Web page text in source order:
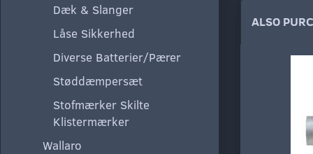
Dæk & Slanger
Låse Sikkerhed
Diverse Batterier/Pærer
Støddæmpersæt
Stofmærker Skilte
Klistermærker
Wallaro
ALSO